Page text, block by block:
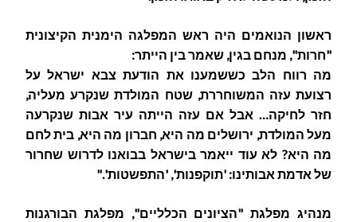
ראשון הנואמים היה ראש המפלגה הימנית הקיצונית
"חרות", מנחם בגין, שאמר בין הייתר:
מה רווח הלב כששמענו את הודעת צבא ישראל על
רצועת עזה המשוחררת, שטח המולדת שנקרע מעליה,
חזר לחיקה… אבל אם עזה הייתה עיר אבות שנקרעה
מעל המולדת, ירושלים מה היא, חברון מה היא, בית לחם
מה היא? לא עוד ייאמר בישראל בבואנו לדרוש שחרור
של אדמת אבותינו: 'תוקפנות', 'התפשטות'."
מנהיג מפלגת "הציונים הכלליים", מפלגת הבורגנות